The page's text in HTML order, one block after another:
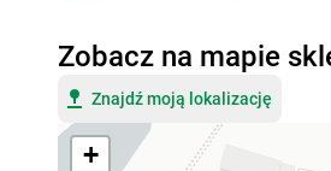
Zobacz na mapie
Znajdź moją lokalizację
+